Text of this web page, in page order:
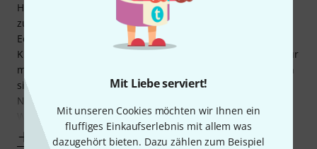
Mit Liebe serviert!
Mit unseren Cookies möchten wir Ihnen ein
fluffiges Einkaufserlebnis mit allem was
dazugehört bieten. Dazu zählen zum Beispiel
Hab die Saiten auf ne Noname Roundback gezogen, die so
zum allgemeinen schnellen Zugriff im Proberaum in der
Ecke steht.
Klar sind keine Elexir aber machen sich gut, vor allem ist für
mich wichtig das sie ne Weile spielbar bleiben und das tun
sie. Sind schon sechs Wochen drauf, bei ca. drei Tagen
Nutzung in der Woche und es gibt noch keinen Grund zum
Wechseln.
Mehr anzeigen